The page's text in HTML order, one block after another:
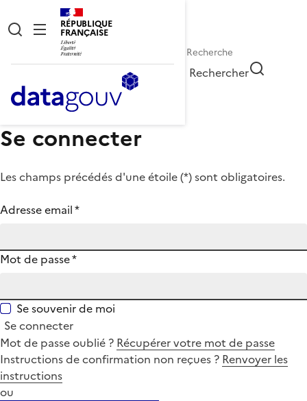
RÉPUBLIQUE
FRANÇAISE
Rechercher
Se connecter
Les champs précédés d'une étoile (*) sont obligatoires.
Adresse email*
Mot de passe*
Se souvenir de moi
Se connecter
Mot de passe oublié ? Récupérer votre mot de passe
Instructions de confirmation non reçues ? Renvoyer les
instructions
ou